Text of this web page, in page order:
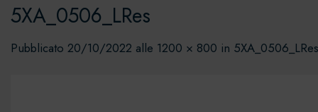
5XA_0506_LRes
Pubblicato 20/10/2022 alle 1200 × 800 in 5XA_0506_LRes